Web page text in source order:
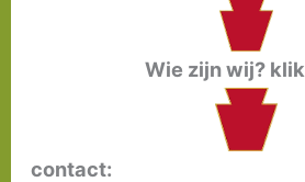
Wie zijn wij? klik
contact: